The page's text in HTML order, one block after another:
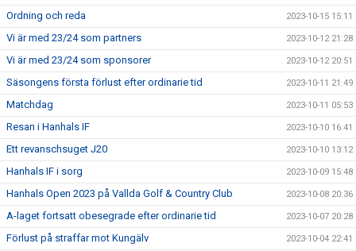
Ordning och reda 2023-10-15 15:11
Vi är med 23/24 som partners 2023-10-12 21:28
Vi är med 23/24 som sponsorer 2023-10-12 20:51
Säsongens första förlust efter ordinarie tid 2023-10-11 21:49
Matchdag 2023-10-11 05:53
Resan i Hanhals IF 2023-10-10 16:41
Ett revanschsuget J20 2023-10-10 13:12
Hanhals IF i sorg 2023-10-09 15:48
Hanhals Open 2023 på Vallda Golf & Country Club 2023-10-08 20:36
A-laget fortsatt obesegrade efter ordinarie tid 2023-10-07 20:28
Förlust på straffar mot Kungälv 2023-10-04 22:41